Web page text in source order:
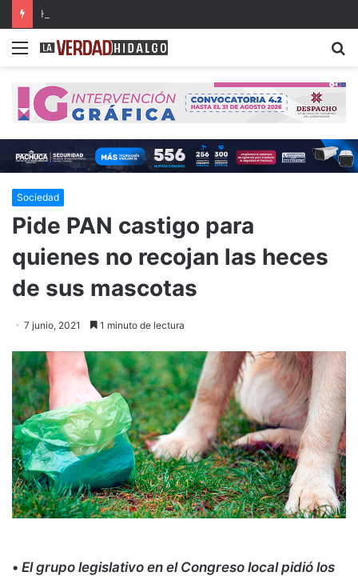
Menu
Sociedad
Pide PAN castigo para
quienes no recojan las heces
de sus mascotas
7 junio, 2021 1 minuto de lectura
• El grupo legislativo en el Congreso local pidió los